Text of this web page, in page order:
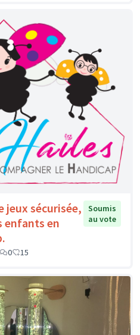
jeux sécurisée,
enfants en
Soumis
au vote
0 15